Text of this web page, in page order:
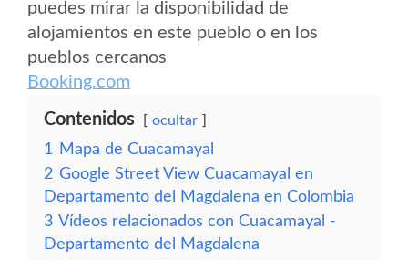
puedes mirar la disponibilidad de
alojamientos en este pueblo o en los
pueblos cercanos
Booking.com
Contenidos ocultar
1
Mapa de Cuacamayal
2 Google Street View Cuacamayal en
Departamento del Magdalena en Colombia
3 Vídeos relacionados con Cuacamayal -
Departamento del Magdalena